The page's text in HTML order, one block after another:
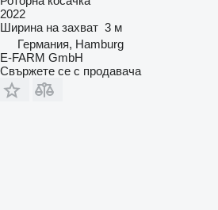
2022
Ширина на захват 3 м
Германия, Hamburg
E-FARM GmbH
Свържете се с продавача